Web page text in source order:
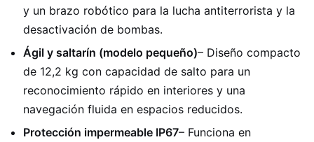
y un brazo robótico para la lucha antiterrorista y la
desactivación de bombas.
Ágil y saltarín (modelo pequeño)– Diseño compacto
de 12,2 kg con capacidad de salto para un
reconocimiento rápido en interiores y una
navegación fluida en espacios reducidos.
Protección impermeable IP67– Funciona en